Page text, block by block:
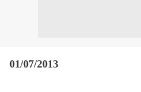
01/07/2013